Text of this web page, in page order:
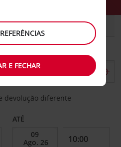
COMERCIAIS
devolução diferente
ATÉ
E FECHAR